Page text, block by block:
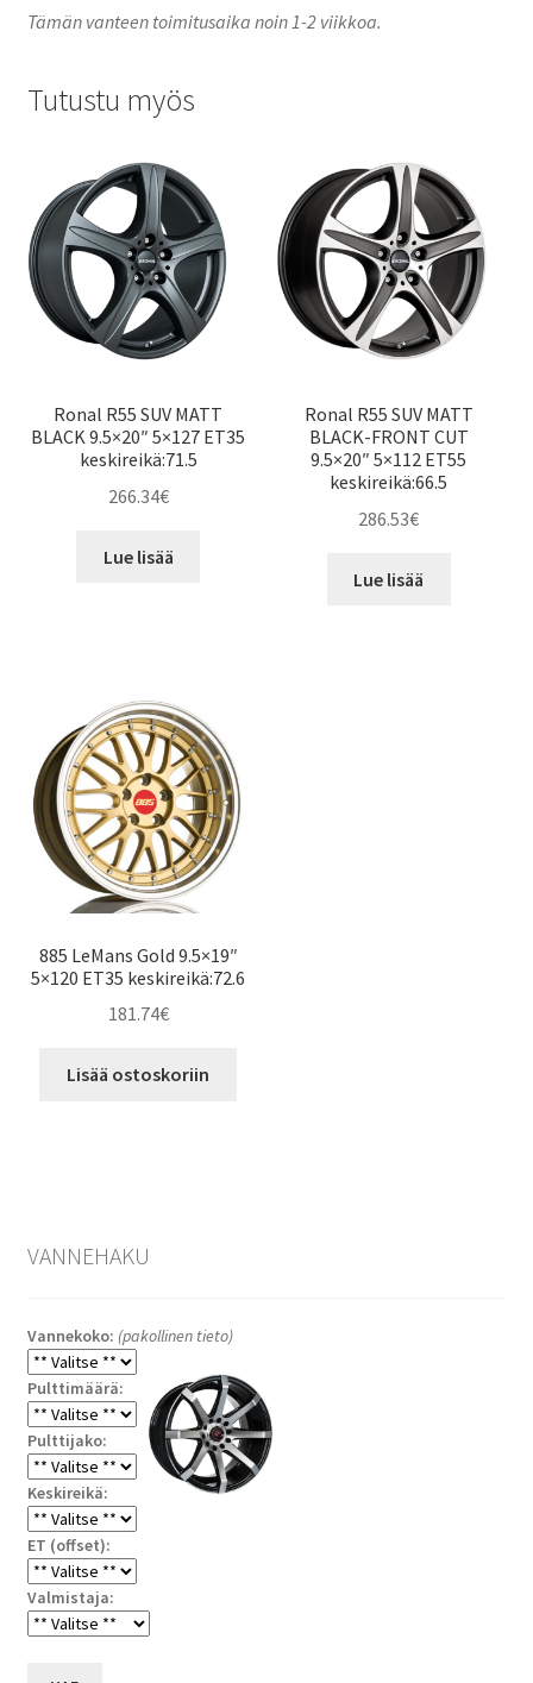
Tämän vanteen toimitusaika noin 1-2 viikkoa.
Tutustu myös
Ronal R55 SUV MATT
BLACK 9.5×20″ 5×127 ET35
keskireikä:71.5
266.34€
Lue lisää
Ronal R55 SUV MATT
BLACK-FRONT CUT
9.5×20″ 5×112 ET55
keskireikä:66.5
286.53€
Lue lisää
885 LeMans Gold 9.5×19″
5×120 ET35 keskireikä:72.6
181.74€
Lisää ostoskoriin
VANNEHAKU
Vannekoko: (pakollinen tieto)
Pulttimäärä:
Pulttijako:
Keskireikä:
ET (offset):
Valmistaja: